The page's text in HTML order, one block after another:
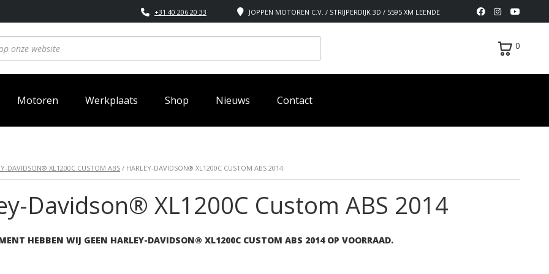
JOPPEN MOTOREN C.V. / STRIJPERDIJK 3D / 5595 XM LEENDE
+31 40 206 20 33
0
Motoren Werkplaats Shop Nieuws Contact
DAVIDSON® XL1200C CUSTOM ABS / HARLEY-DAVIDSON® XL1200C CUSTOM ABS 2014
Davidson® XL1200C Custom ABS 2014
HEBBEN WIJ GEEN HARLEY-DAVIDSON® XL1200C CUSTOM ABS 2014 OP VOORRAAD.